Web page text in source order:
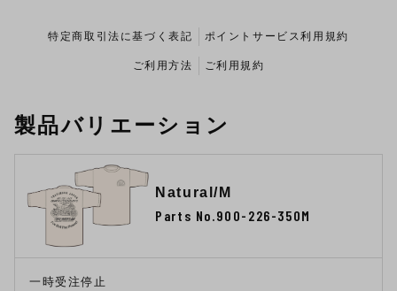
特定商取引法に基づく表記 ポイントサービス利用規約
ご利用方法 ご利用規約
製品バリエーション
Natural/M
Parts No.900-226-350M
一時受注停止